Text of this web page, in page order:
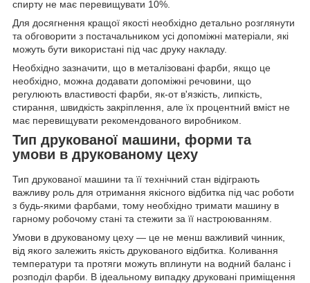
спирту не має перевищувати 10%.
Для досягнення кращої якості необхідно детально розглянути
та обговорити з постачальником усі допоміжні матеріали, які
можуть бути використані під час друку накладу.
Необхідно зазначити, що в металізовані фарби, якщо це
необхідно, можна додавати допоміжні речовини, що
регулюють властивості фарби, як-от в'язкість, липкість,
стирання, швидкість закріплення, але їх процентний вміст не
має перевищувати рекомендованого виробником.
Тип друкованої машини, форми та
умови в друкованому цеху
Тип друкованої машини та її технічний стан відіграють
важливу роль для отримання якісного відбитка під час роботи
з будь-якими фарбами, тому необхідно тримати машину в
гарному робочому стані та стежити за її настроюванням.
Умови в друкованому цеху — це не менш важливий чинник,
від якого залежить якість друкованого відбитка. Коливання
температури та протяги можуть вплинути на водний баланс і
розподіл фарби. В ідеальному випадку друковані приміщення